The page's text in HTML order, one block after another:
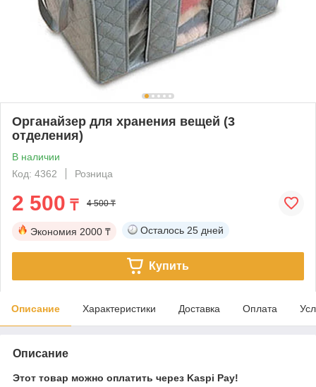
Органайзер для хранения вещей (3
отделения)
В наличии
Код: 4362
Розница
2 500 ₸ 4 500 ₸
Экономия 2000 ₸ Осталось 25 дней
Купить
Описание Характеристики Доставка Оплата
Описание
Этот товар можно оплатить через Kaspi Pay!